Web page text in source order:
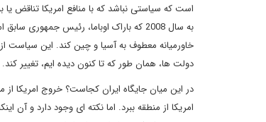
است که سیاستی نباشد که با منافع امریکا تناقض یا
به سال 2008 که باراک اوباما، رئیس
خاورمیانه معطوف به آسیا و چین کند. این سیاست از
دولت ها، همان طور که تا کنون دیده ایم، تغییر کند.
در این میان جایگاه ایران کجاست؟ خروج امریکا
امریکا از منطقه ببرد. اما نکته ای وجود دارد و